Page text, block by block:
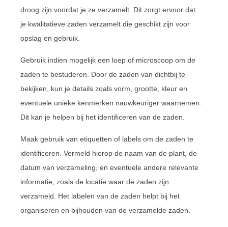
droog zijn voordat je ze verzamelt. Dit zorgt ervoor dat
je kwalitatieve zaden verzamelt die geschikt zijn voor
opslag en gebruik.
Gebruik indien mogelijk een loep of microscoop om de
zaden te bestuderen. Door de zaden van dichtbij te
bekijken, kun je details zoals vorm, grootte, kleur en
eventuele unieke kenmerken nauwkeuriger waarnemen.
Dit kan je helpen bij het identificeren van de zaden.
Maak gebruik van etiquetten of labels om de zaden te
identificeren. Vermeld hierop de naam van de plant, de
datum van verzameling, en eventuele andere relevante
informatie, zoals de locatie waar de zaden zijn
verzameld. Het labelen van de zaden helpt bij het
organiseren en bijhouden van de verzamelde zaden.